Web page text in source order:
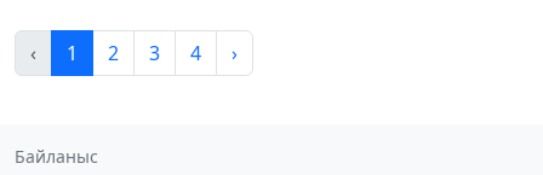
‹ 1 2 3 4 ›
Байланыс